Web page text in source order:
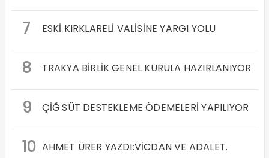
7 ESKİ KIRKLARELİ VALİSİNE YARGI YOLU
8 TRAKYA BİRLİK GENEL KURULA HAZIRLANIYOR
9 ÇİĞ SÜT DESTEKLEME ÖDEMELERİ YAPILIYOR
10 AHMET ÜRER YAZDI:VİCDAN VE ADALET.